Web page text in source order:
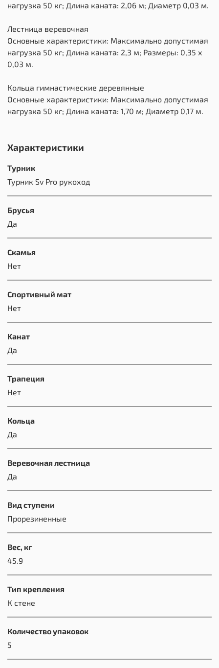
нагрузка 50 кг; Длина каната: 2,06 м; Диаметр 0,03 м.
Лестница веревочная
Основные характеристики: Максимально допустимая
нагрузка 50 кг; Длина каната: 2,3 м; Размеры: 0,35 х
0,03 м.
Кольца гимнастические деревянные
Основные характеристики: Максимально допустимая
нагрузка 50 кг; Длина каната: 1,70 м; Диаметр 0,17 м.
Характеристики
Турник
Турник Sv Pro рукоход
Брусья
Да
Скамья
Нет
Спортивный мат
Нет
Kанат
Да
Трапеция
Нет
Кольца
Да
Веревочная лестница
Да
Вид ступени
Прорезиненные
Вес, кг
45.9
Тип крепления
К стене
Количество упаковок
5